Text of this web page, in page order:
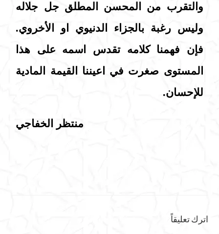
والتقرب من المحسن المطلق جل جلاله
وليس رغبة بالجزاء الدنيوي او الأخروي.
فإن فهمنا كلامه تقدس اسمه على هذا
المستوى صغرت في اعيننا القيمة المادية
للإحسان.
منتظر الخفاجي
اترك تعليقاً